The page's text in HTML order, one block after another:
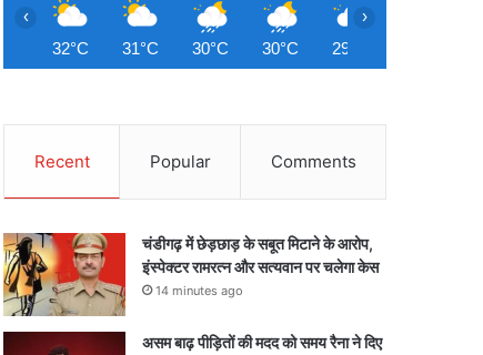
32°C 31°C 30°C 30°C 29°C
‹ ›
Recent Popular Comments
चंडीगढ़ में छेड़छाड़ के सबूत मिटाने के आरोप,
इंस्पेक्टर रामरत्न और सत्यवान पर चलेगा केस
14 minutes ago
असम बाढ़ पीड़ितों की मदद को समय रैना ने दिए